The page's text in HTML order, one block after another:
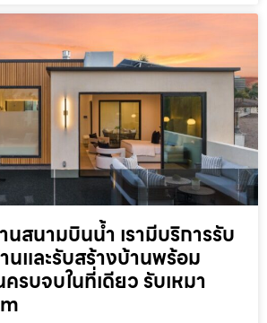
สนามบินน้ำ เรามีบริการรับ
นและรับสร้างบ้านพร้อม
รบจบในที่เดียว รับเหมา